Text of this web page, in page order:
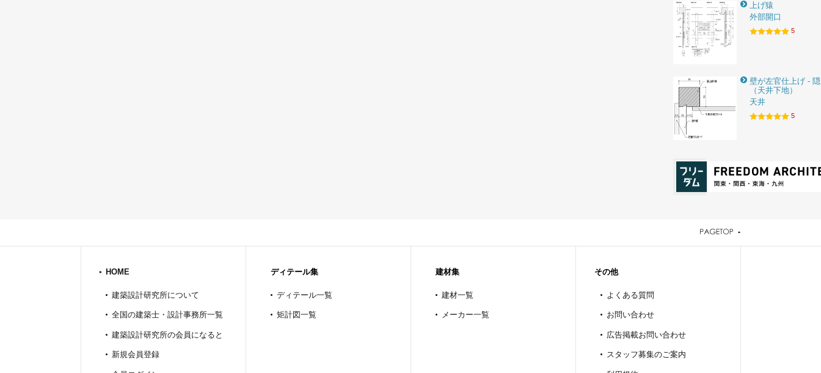
上げ猿
外部開口
5
壁が左官仕上げ -
（天井下地）
天井
5
HOME
建築設計研究所について
全国の建築士・設計事務所一覧
建築設計研究所の会員になると
新規会員登録
ディテール集
ディテール一覧
矩計図一覧
建材集
建材一覧
メーカー一覧
その他
よくある質問
お問い合わせ
広告掲載お問い合わせ
スタッフ募集のご案内